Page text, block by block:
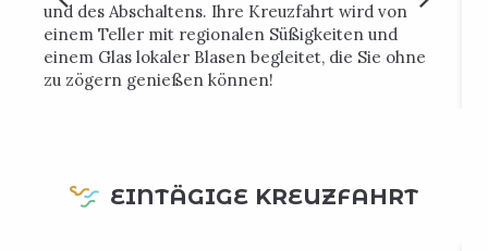
und des Abschaltens. Ihre Kreuzfahrt wird von
einem Teller mit regionalen Süßigkeiten und
einem Glas lokaler Blasen begleitet, die Sie ohne
zu zögern genießen können!
EINTÄGIGE KREUZFAHRT